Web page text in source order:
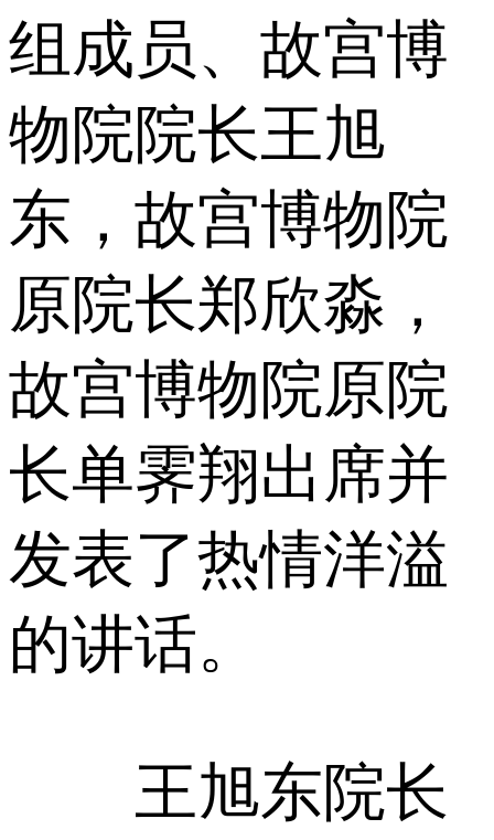
组成员、故宫博
物院院长王旭
东，故宫博物院
原院长郑欣淼，
故宫博物院原院
长单霁翔出席并
发表了热情洋溢
的讲话。
王旭东院长